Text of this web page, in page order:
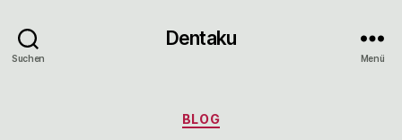
Suchen
Dentaku
Menü
Kategorien
BLOG